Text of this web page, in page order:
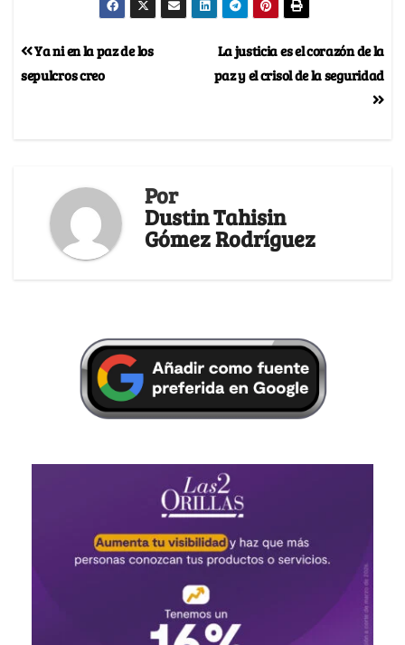
La justicia es el corazón de la
paz y el crisol de la seguridad
Ya ni en la paz de los
sepulcros creo
Por
Dustin Tahisin
Gómez Rodríguez